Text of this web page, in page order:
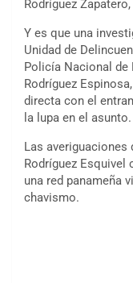
Rodríguez
Y es que una
Unidad de
Policía Nacional de
Rodríguez
directa con el
la lupa en el asunto.
Las averiguaciones
Rodríguez Esquivel
una red panameña
chavismo.